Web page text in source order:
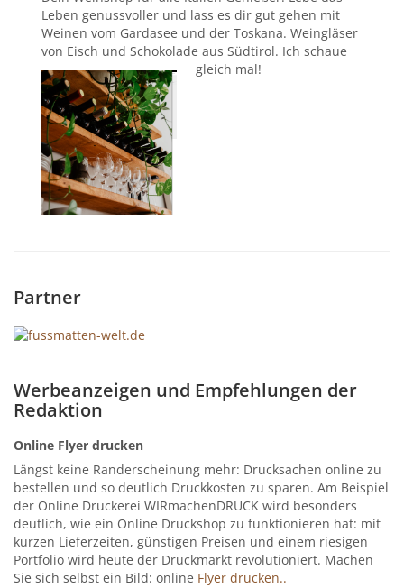
Leben genussvoller und lass es dir gut gehen mit
Weinen vom Gardasee und der Toskana. Weingläser
von Eisch und Schokolade aus Südtirol. Ich schaue
gleich mal!
Partner
Werbeanzeigen und Empfehlungen der
Redaktion
Online Flyer drucken
Längst keine Randerscheinung mehr: Drucksachen online zu
bestellen und so deutlich Druckkosten zu sparen. Am Beispiel
der Online Druckerei WIRmachenDRUCK wird besonders
deutlich, wie ein Online Druckshop zu funktionieren hat: mit
kurzen Lieferzeiten, günstigen Preisen und einem riesigen
Portfolio wird heute der Druckmarkt revolutioniert. Machen
Sie sich selbst ein Bild: online Flyer drucken..